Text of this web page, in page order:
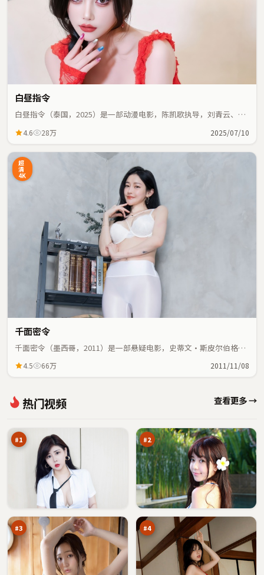
白昼指令
白昼指令（泰国，2025）是一部动漫电影，陈凯歌执导，刘青云、全
4.6 28万 2025/07/10
超
清
4K
千面密令
千面密令（墨西哥，2011）是一部悬疑电影，史蒂文·斯皮尔伯格执
4.5 66万 2011/11/08
热门视频 查看更多 →
#1
风
十
口
98
#2
#3 #4
断
桥
折
返
点
92
万